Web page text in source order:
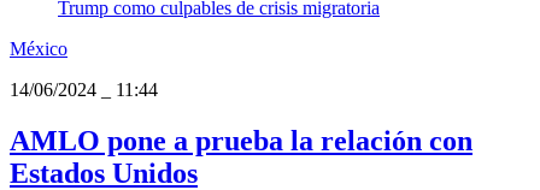
México
14/06/2024
11:44
AMLO pone a prueba la relación con
Estados Unidos